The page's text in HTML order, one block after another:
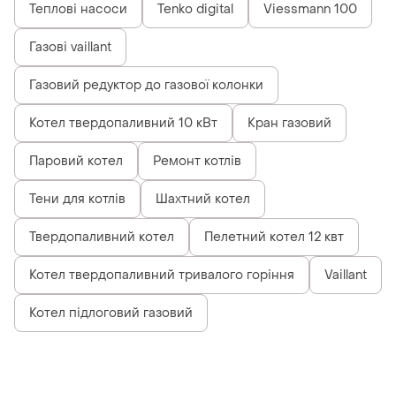
Теплові насоси Tenko digital Viessmann 100
Газові vaillant
Газовий редуктор до газової колонки
Котел твердопаливний 10 кВт Кран газовий
Паровий котел Ремонт котлів
Тени для котлів Шахтний котел
Твердопаливний котел Пелетний котел 12 квт
Котел твердопаливний тривалого горіння Vaillant
Котел підлоговий газовий